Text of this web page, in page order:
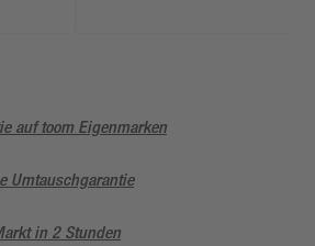
auf toom Eigenmarken
Umtauschgarantie
in 2 Stunden